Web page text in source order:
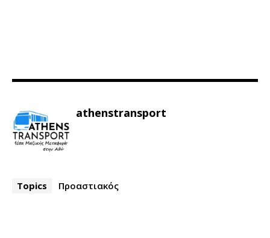
athenstransport
Topics Προαστιακός